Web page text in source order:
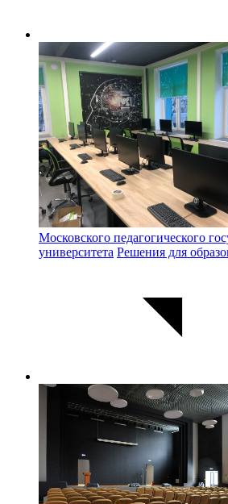
Московского педагогического
университета Решения для